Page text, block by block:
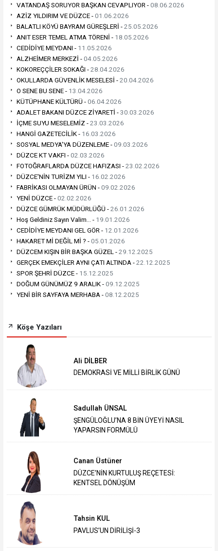
VATANDAŞ SORUYOR BAŞKAN CEVAPLIYOR -08.06.2026
AZİZ YILDIRIM VE DÜZCE -01.06.2026
BALATLI KÖYÜ BAYRAM GÜREŞLERİ -25.05.2026
ANIT ESER TEMEL ATMA TÖRENİ - 18.05.2026
CEDİDİYE MEYDANI - 11.05.2026
ALZHEİMER MERKEZİ -04.05.2026
KOKOREÇÇİLER SOKAĞI -28.04.2026
OKULLARDA GÜVENLİK MESELESİ -20.04.2026
O SENE BU SENE - 13.04.2026
KÜTÜPHANE KÜLTÜRÜ -06.04.2026
ADALET BAKANI DÜZCE ZİYARETİ -30.03.2026
İÇME SUYU MESELEMİZ -23.03.2026
HANGİ GAZETECİLİK - 16.03.2026
SOSYAL MEDYA'YA DÜZENLEME -09.03.2026
DÜZCE KT VAKFI -02.03.2026
FOTOĞRAFLARDA DÜZCE HAFIZASI -23.02.2026
DÜZCE'NİN TURİZM YILI - 16.02.2026
FABRİKASI OLMAYAN ÜRÜN -09.02.2026
YENİ DÜZCE -02.02.2026
DÜZCE GÜMRÜK MÜDÜRLÜĞÜ -26.01.2026
Hoş Geldiniz Sayın Valim… - 19.01.2026
CEDİDİYE MEYDANI GEL GÖR - 12.01.2026
HAKARET Mİ DEĞİL Mİ ? -05.01.2026
DÜZCEM KIŞIN BİR BAŞKA GÜZEL -29.12.2025
GERÇEK EMEKÇİLER AYNI ÇATI ALTINDA -22.12.2025
SPOR ŞEHRİ DÜZCE - 15.12.2025
DOĞUM GÜNÜMÜZ 9 ARALIK -09.12.2025
YENİ BİR SAYFAYA MERHABA -08.12.2025
Köşe Yazıları
Ali DİLBER
DEMOKRASİ VE MİLLİ BİRLİK GÜNÜ
Sadullah ÜNSAL
ŞENGÜLOĞLU’NA 8 BİN ÜYEYİ NASIL
YAPARSIN FORMÜLÜ
Canan Üstüner
DÜZCE’NİN KURTULUŞ REÇETESİ:
KENTSEL DÖNÜŞÜM
Tahsin KUL
PAVLUS’UN DİRİLİŞİ-3